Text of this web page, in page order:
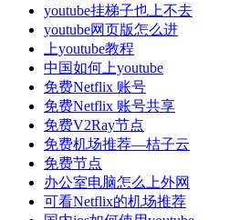
youtube挂梯子也上不去
youtube网页版怎么进
上youtube教程
中国如何上youtube
免费Netflix 账号
免费Netflix 账号共享
免费V2Ray节点
免费机场推荐—桔子云
免费节点
办公室电脑怎么上外网
可看Netflix的机场推荐